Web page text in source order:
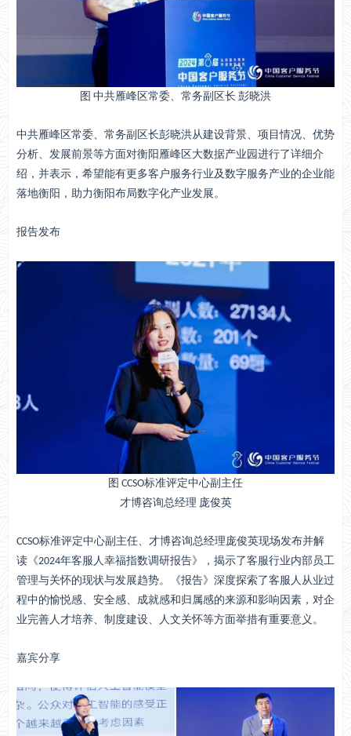
图 中共雁峰区常委、常务副区长 彭晓洪
中共雁峰区常委、常务副区长彭晓洪从建设背景、项目情况、优势
分析、发展前景等方面对衡阳雁峰区大数据产业园进行了详细介
绍，并表示，希望能有更多客户服务行业及数字服务产业的企业能
落地衡阳，助力衡阳布局数字化产业发展。
报告发布
图 CCSO标准评定中心副主任
才博咨询总经理 庞俊英
CCSO标准评定中心副主任、才博咨询总经理庞俊英现场发布并解
读《2024年客服人幸福指数调研报告》，揭示了客服行业内部员工
管理与关怀的现状与发展趋势。《报告》深度探索了客服人从业过
程中的愉悦感、安全感、成就感和归属感的来源和影响因素，对企
业完善人才培养、制度建设、人文关怀等方面举措有重要意义。
嘉宾分享